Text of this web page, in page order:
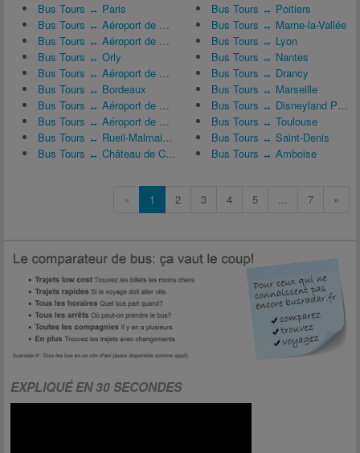
Bus Tours ↔ Paris
Bus Tours ↔ Aéroport de Bordeaux-Mérignac (BOD)
Bus Tours ↔ Aéroport de Paris-Orly (ORY)
Bus Tours ↔ Orly
Bus Tours ↔ Aéroport de Paris Charles-de-Gaulle (CDG)
Bus Tours ↔ Bordeaux
Bus Tours ↔ Aéroport de Poitiers – Biard (PIS)
Bus Tours ↔ Aéroport de Nantes Atlantique (NTE)
Bus Tours ↔ Rueil-Malmaison
Bus Tours ↔ Château de Chambord
Bus Tours ↔ Poitiers
Bus Tours ↔ Marne-la-Vallée
Bus Tours ↔ Lyon
Bus Tours ↔ Nantes
Bus Tours ↔ Drancy
Bus Tours ↔ Marseille
Bus Tours ↔ Disneyland Paris
Bus Tours ↔ Toulouse
Bus Tours ↔ Saint-Denis
Bus Tours ↔ Amboise
« 1 2 3 4 5 ... 7 »
EXPLIQUÉ EN 30 SECONDES